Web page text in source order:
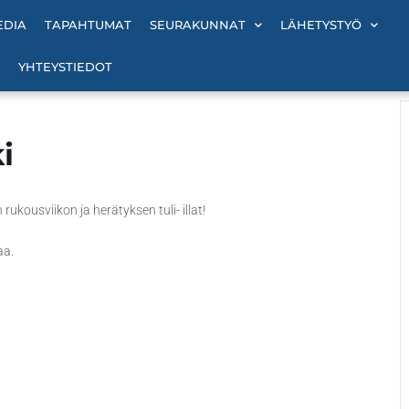
TAPAHTUMAT SEURAKUNNAT LÄHETYSTYÖ
YHTEYSTIEDOT
ja herätyksen tuli- illat!